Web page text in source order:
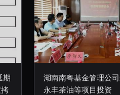
期
湖南南粤基金管理公
永丰茶油等项目投资